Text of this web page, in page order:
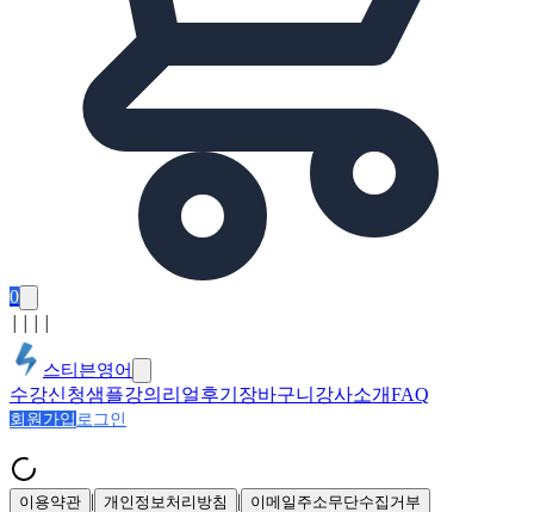
0
스티븐영어
수강신청샘플강의 리얼후기 장바구니 강사소개FAQ
회원가입 로그인
이용약관 | 개인정보처리방침 | 이메일주소무단수집거부